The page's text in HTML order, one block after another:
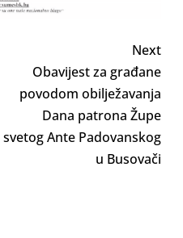
Next
Obavijest za građane
povodom obilježavanja
Dana patrona Župe
svetog Ante Padovanskog
u Busovači